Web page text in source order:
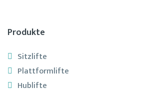
Produkte
Sitzlifte
Plattformlifte
Hublifte